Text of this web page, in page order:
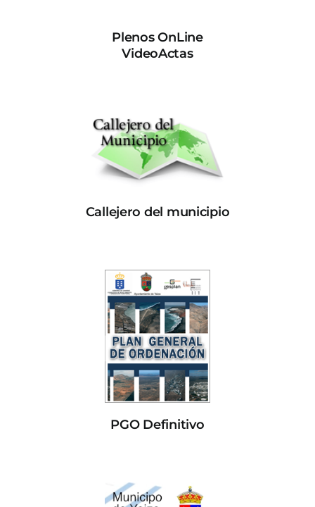
Plenos OnLine
VideoActas
Callejero del municipio
PGO Definitivo